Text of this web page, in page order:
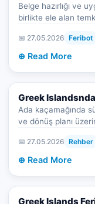
Belge hazırlığı ve
birlikte ele alan
📅 27.05.2026 Feribot
⊕ Read More
Greek Islandsnda
Ada kaçamağında
ve dönüş planı
📅 27.05.2026 Rehber
⊕ Read More
Greek Islands